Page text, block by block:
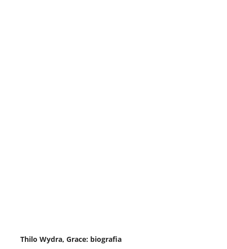
Thilo Wydra, Grace: biografia